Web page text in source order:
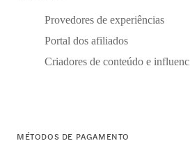
Provedores de experiências
Portal dos afiliados
Criadores de conteúdo e
MÉTODOS DE PAGAMENTO